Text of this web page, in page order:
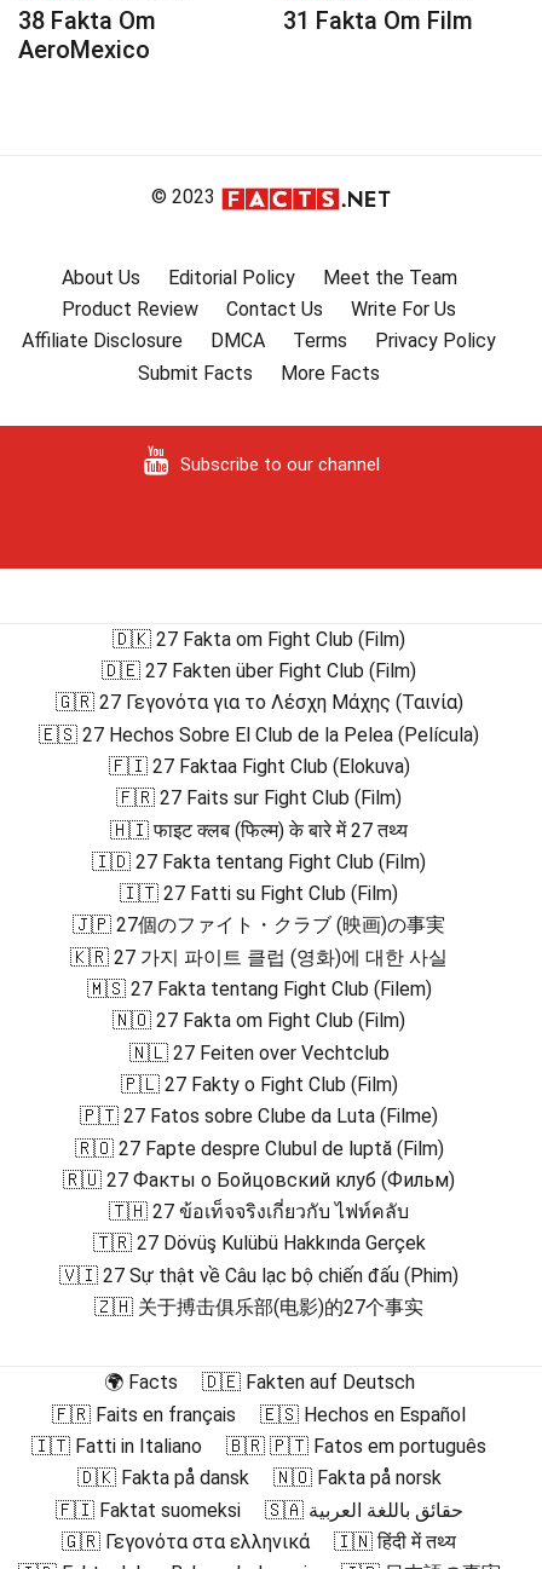
38 Fakta Om
AeroMexico
31 Fakta Om Film
© 2023
About Us Editorial Policy
Meet the Team
Product Review
Contact Us
Write For Us
Affiliate Disclosure
DMCA Terms
Privacy Policy
Submit Facts
More Facts
Subscribe to our channel
🇩🇰 27 Fakta om Fight Club (Film)
🇩🇪 27 Fakten über Fight Club (Film)
🇬🇷 27 Γεγονότα για το Λέσχη Μάχης (Ταινία)
🇪🇸 27 Hechos Sobre El Club de la Pelea (Película)
🇫🇮 27 Faktaa Fight Club (Elokuva)
🇫🇷 27 Faits sur Fight Club (Film)
🇭🇮 फाइट क्लब (फिल्म) के बारे में 27 तथ्य
🇮🇩 27 Fakta tentang Fight Club (Film)
🇮🇹 27 Fatti su Fight Club (Film)
🇯🇵 27個のファイト・クラブ (映画)の事実
🇰🇷 27 가지 파이트 클럽 (영화)에 대한 사실
🇲🇸 27 Fakta tentang Fight Club (Filem)
🇳🇴 27 Fakta om Fight Club (Film)
🇳🇱 27 Feiten over Vechtclub
🇵🇱 27 Fakty o Fight Club (Film)
🇵🇹 27 Fatos sobre Clube da Luta (Filme)
🇷🇴 27 Fapte despre Clubul de luptă (Film)
🇷🇺 27 Факты о Бойцовский клуб (Фильм)
🇹🇭 27 ข้อเท็จจริงเกี่ยวกับ ไฟท์คลับ
🇹🇷 27 Dövüş Kulübü Hakkında Gerçek
🇻🇮 27 Sự thật về Câu lạc bộ chiến đấu (Phim)
🇿🇭 关于搏击俱乐部(电影)的27个事实
🌍 Facts
🇩🇪 Fakten auf Deutsch
🇫🇷 Faits en français
🇪🇸 Hechos en Español
🇮🇹 Fatti in Italiano
🇧🇷 🇵🇹 Fatos em português
🇩🇰 Fakta på dansk
🇳🇴 Fakta på norsk
🇫🇮 Faktat suomeksi
🇸🇦 حقائق باللغة العربية
🇬🇷 Γεγονότα στα ελληνικά
🇮🇳 हिंदी में तथ्य